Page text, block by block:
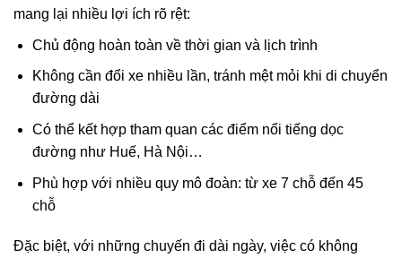
mang lại nhiều lợi ích rõ rệt:
Chủ động hoàn toàn về thời gian và lịch trình
Không cần đổi xe nhiều lần, tránh mệt mỏi khi di chuyển
đường dài
Có thể kết hợp tham quan các điểm nổi tiếng dọc
đường như Huế, Hà Nội…
Phù hợp với nhiều quy mô đoàn: từ xe 7 chỗ đến 45
chỗ
Đặc biệt, với những chuyến đi dài ngày, việc có không